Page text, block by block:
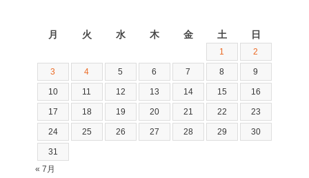
月 火 水 木 金 土 日
1 2
3 4 5 6 7 8 9
10 11 12 13 14 15 16
17 18 19 20 21 22 23
24 25 26 27 28 29 30
31
« 7月